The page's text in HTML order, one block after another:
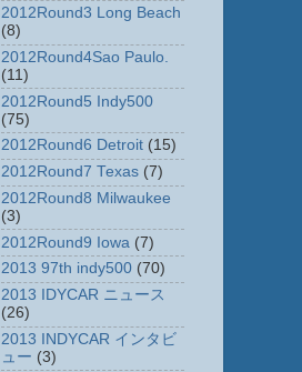
2012Round3 Long Beach
(8)
2012Round4Sao Paulo.
(11)
2012Round5 Indy500
(75)
2012Round6 Detroit (15)
2012Round7 Texas (7)
2012Round8 Milwaukee
(3)
2012Round9 Iowa (7)
2013 97th indy500 (70)
2013 IDYCAR ニュース
(26)
2013 INDYCAR インタビ
ュー (3)